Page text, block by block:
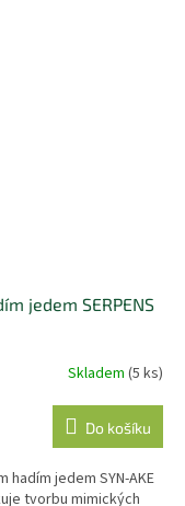
jedem SERPENS
Skladem (5 ks)
Do košíku
jedem SYN-AKE
tvorbu mimických